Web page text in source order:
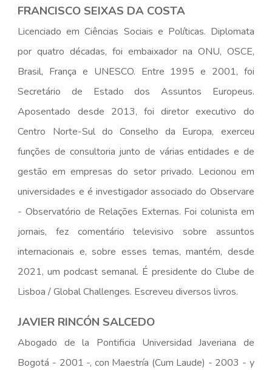
FRANCISCO SEIXAS DA COSTA
Licenciado em Ciências Sociais e Políticas. Diplomata
por quatro décadas, foi embaixador na ONU, OSCE,
Brasil, França e UNESCO. Entre 1995 e 2001, foi
Secretário de Estado dos Assuntos Europeus.
Aposentado desde 2013, foi diretor executivo do
Centro Norte-Sul do Conselho da Europa, exerceu
funções de consultoria junto de várias entidades e de
gestão em empresas do setor privado. Lecionou em
universidades e é investigador associado do Observare
- Observatório de Relações Externas. Foi colunista em
jornais, fez comentário televisivo sobre assuntos
internacionais e, sobre esses temas, mantém, desde
2021, um podcast semanal. É presidente do Clube de
Lisboa / Global Challenges. Escreveu diversos livros.
JAVIER RINCÓN SALCEDO
Abogado de la Pontificia Universidad Javeriana de
Bogotá - 2001 -, con Maestría (Cum Laude) - 2003 - y